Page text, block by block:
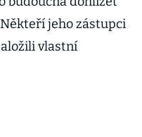
jeho zástupci
vlastní